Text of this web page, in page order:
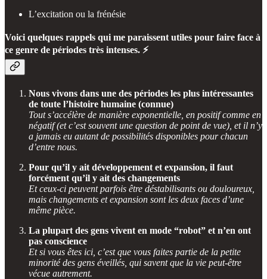
L’excitation ou la frénésie
Voici quelques rappels qui me paraissent utiles pour faire face à
ce genre de périodes très intenses. ⚡
Nous vivons dans une des périodes les plus intéressantes
de toute l’histoire humaine (connue)
Tout s’accélère de manière exponentielle, en positif comme en
négatif (et c’est souvent une question de point de vue), et il n’y
a jamais eu autant de possibilités disponibles pour chacun
d’entre nous.
Pour qu’il y ait développement et expansion, il faut
forcément qu’il y ait des changements
Et ceux-ci peuvent parfois être déstabilisants ou douloureux,
mais changements et expansion sont les deux faces d’une
même pièce.
La plupart des gens vivent en mode “robot” et n’en ont
pas conscience
Et si vous êtes ici, c’est que vous faites partie de la petite
minorité des gens éveillés, qui savent que la vie peut-être
vécue autrement.